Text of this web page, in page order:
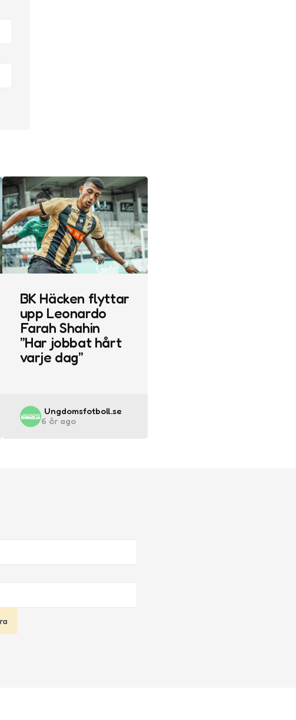
BK Häcken flyttar
upp Leonardo
Farah Shahin
”Har jobbat hårt
varje dag”
Posted
by
Ungdomsfotboll.se
6 år ago